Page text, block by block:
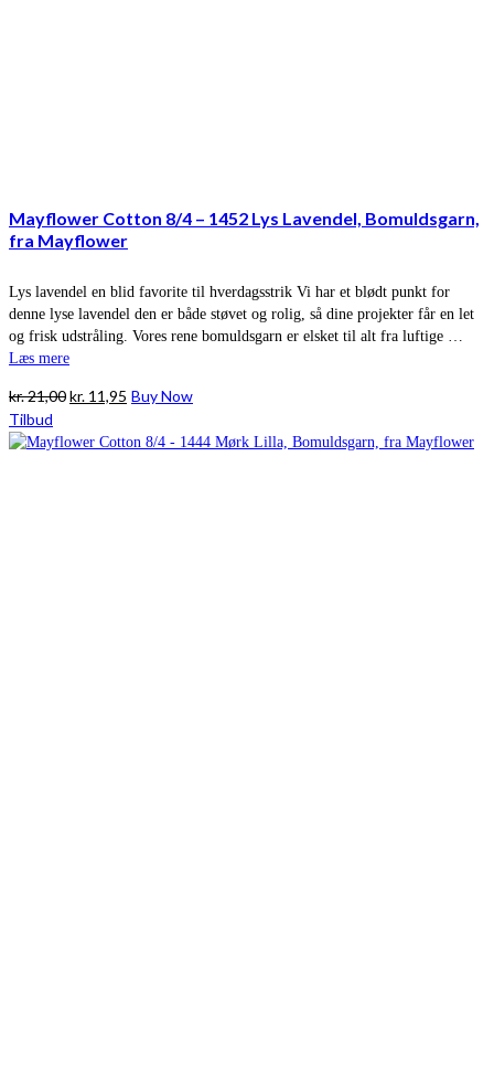
Mayflower Cotton 8/4 – 1452 Lys Lavendel, Bomuldsgarn,
fra Mayflower
Lys lavendel en blid favorite til hverdagsstrik Vi har et blødt punkt for
denne lyse lavendel den er både støvet og rolig, så dine projekter får en let
og frisk udstråling. Vores rene bomuldsgarn er elsket til alt fra luftige …
Læs mere
kr.21,00Den
pris
kr. 11,95 Den
pris
Buy Now
Tilbud